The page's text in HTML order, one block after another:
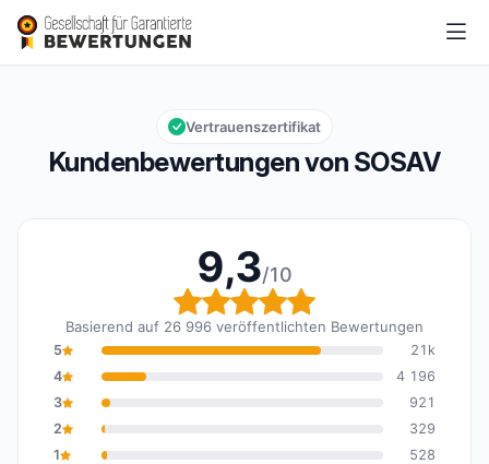
SOSAV
Gesamtbewertung: 9,3 von 10
9,3/10
Kundenbewertungen von SOSAV
Vertrauenszertifikat
9,3/10
Gesamtbewertung: 9,3
Basierend auf 26 996 veröffentlichten Bewertungen
5
21k
4
4 196
3
921
2
329
1
528